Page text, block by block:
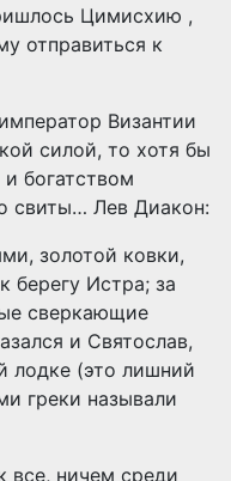
Цимисхию ,
отправиться к
Византии
силой, то хотя бы
богатством
свиты… Лев Диакон:
золотой ковки,
берегу Истра; за
сверкающие
и Святослав,
лодке (это лишний
греки называли
все, ничем среди